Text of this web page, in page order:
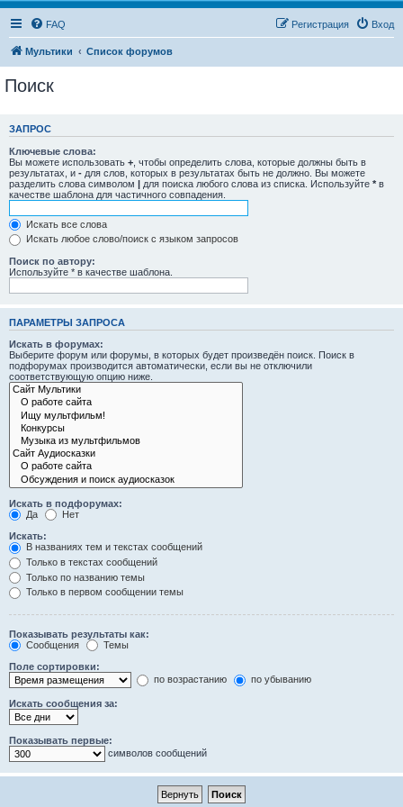
FAQ Вход
Регистрация
Мультики Список форумов
Поиск
ЗАПРОС
Ключевые слова:
Вы можете использовать + , чтобы определить слова, которые должны быть в
результатах, и - для слов, которых в результатах быть не должно. Вы можете
разделить слова символом | для поиска любого слова из списка. Используйте * в
качестве шаблона для частичного совпадения.
Искать все слова
Искать любое слово/поиск с языком запросов
Поиск по автору:
Используйте * в качестве шаблона.
ПАРАМЕТРЫ ЗАПРОСА
Искать в форумах:
Выберите форум или форумы, в которых будет произведён поиск. Поиск в
подфорумах производится автоматически, если вы не отключили
соответствующую опцию ниже.
Искать в подфорумах:
Да
Нет
Искать:
В названиях тем и текстах сообщений
Только в текстах сообщений
Только по названию темы
Только в первом сообщении темы
Показывать результаты как:
Сообщения
Темы
Поле сортировки:
по возрастанию
по убыванию
Искать сообщения за:
Показывать первые:
символов сообщений